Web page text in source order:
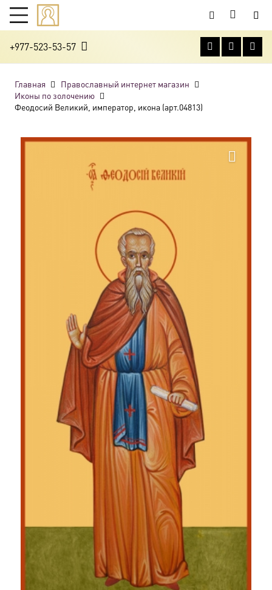
+977-523-53-57
Главная
Православный интернет магазин
Иконы по золочению
Феодосий Великий, император, икона (арт.04813)